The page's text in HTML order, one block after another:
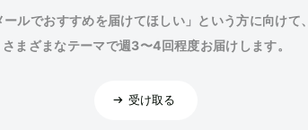
ールでおすすめを届けてほしい」という方に向けて、
さまざまなテーマで週3〜4回程度お届けします。
受け取る